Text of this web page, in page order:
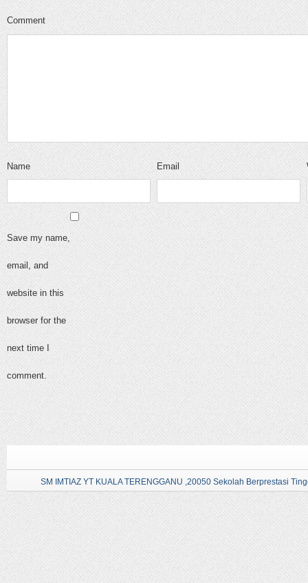
Comment
Name Email
Save my name,
email, and
website in this
browser for the
next time I
comment.
SM IMTIAZ YT KUALA TERENGGANU ,20050 Sekolah Berprestasi